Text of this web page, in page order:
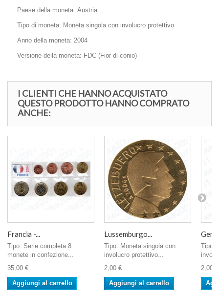
Paese della moneta: Austria
Tipo di moneta: Moneta singola con involucro protettivo
Anno della moneta: 2004
Versione della moneta: FDC (Fior di conio)
I CLIENTI CHE HANNO ACQUISTATO
QUESTO PRODOTTO HANNO COMPRATO
ANCHE:
Francia -...
Tipo: Serie completa 8
monete in confezione...
35,00 €
Aggiungi al carrello
Lussemburgo...
Tipo: Moneta singola con
involucro protettivo...
2,00 €
Aggiungi al carrello
Tipo:
2,00 €